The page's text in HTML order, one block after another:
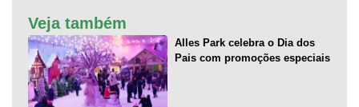
Veja também
Alles Park celebra o Dia dos
Pais com promoções especiais